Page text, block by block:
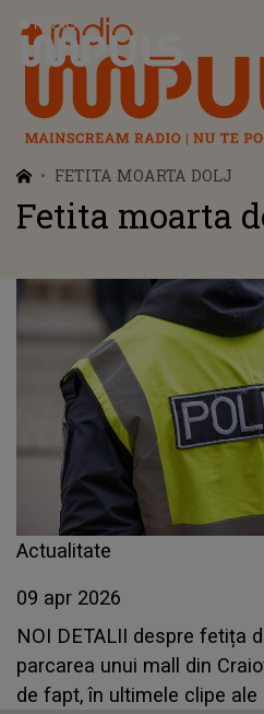
Radio Impuls
FETITA MOARTA DOLJ
Fetita moarta
Actualitate
09 apr 2026
NOI DETALII despre fetița
parcarea unui mall din
de fapt, în ultimele clipe ale